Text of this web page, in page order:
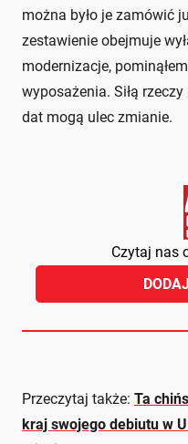
można było je zamówić
zestawienie obejmuje
modernizacje,
wyposażenia. Siłą
dat mogą ulec zmianie.
Czytaj nas
Przeczytaj także: Ta
kraj swojego debiutu w